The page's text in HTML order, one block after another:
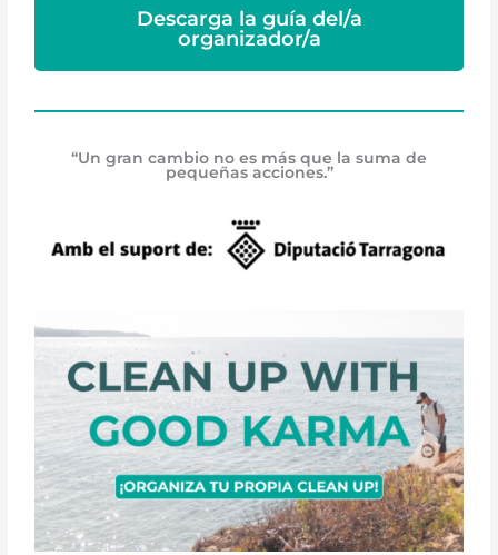
Descarga la guía del/a
organizador/a
“Un gran cambio no es más que la suma de
pequeñas acciones.”